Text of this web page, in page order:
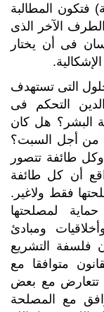
فتكون المطالبة
الآخر الذى
فى أن يختار
التى تستهدف
التحكم فى
البشر؟ هل كان
من أجل السبت؟
طائفة تتصور
أن كل طائفة
فقط ولاغير.
لمصلحتها
ومبادئ
فلسفة التشريع
متوافقا مع
تتعارض مع بعض
مع المصلحة